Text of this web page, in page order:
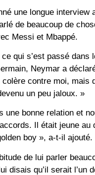
une longue interview
de beaucoup de
Messi et Mbappé.
qui s’est passé dans
Neymar a
colère contre moi, mais
un peu jaloux. »
une bonne relation et
Il était jeune au
boy », a-t-il ajouté.
de lui parler
disais qu’il serait l’un